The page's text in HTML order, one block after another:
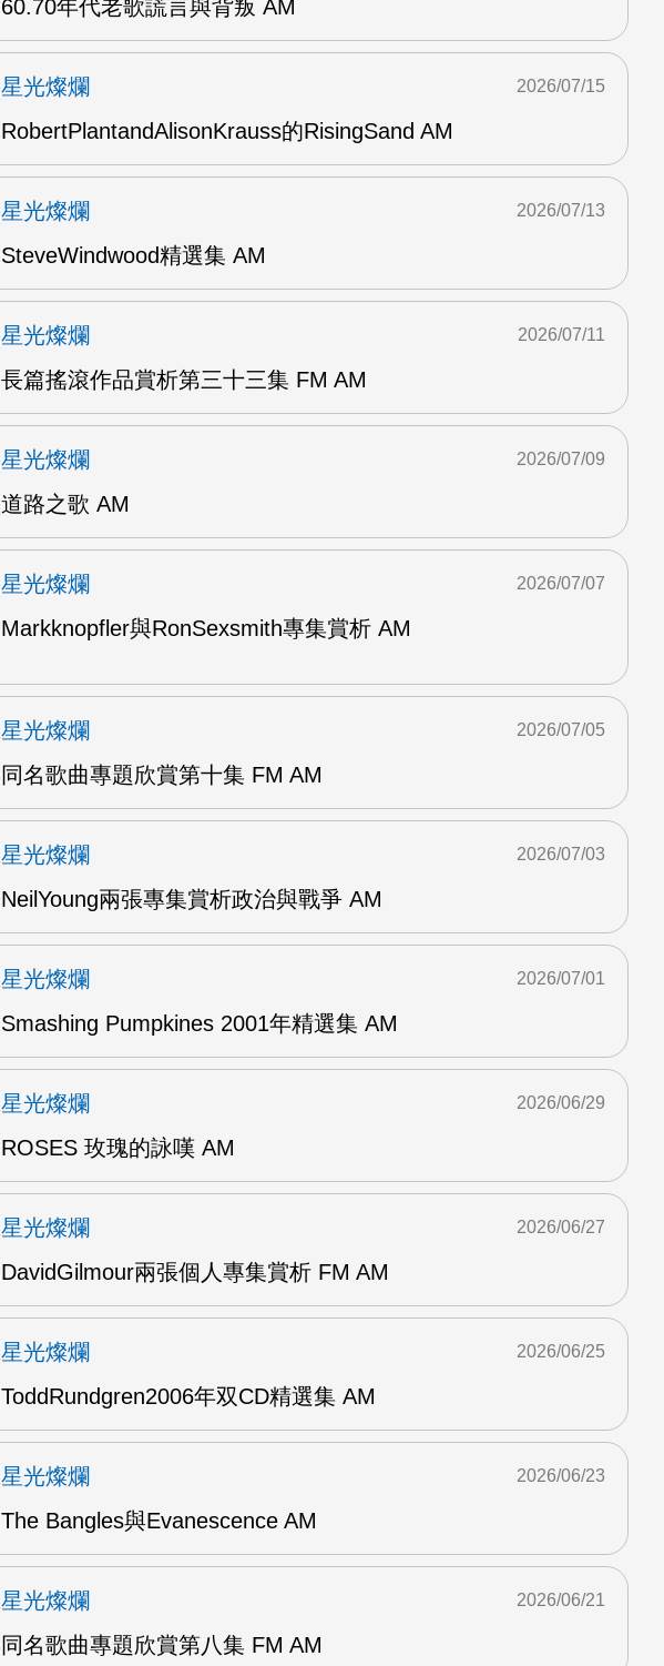
60.70年代老歌謊言與背叛 AM
星光燦爛
RobertPlantandAlisonKrauss的RisingSand AM
2026/07/15
星光燦爛
SteveWindwood精選集 AM
2026/07/13
星光燦爛
長篇搖滾作品賞析第三十三集 FM AM
2026/07/11
星光燦爛
道路之歌 AM
2026/07/09
星光燦爛
Markknopfler與RonSexsmith專集賞析 AM
2026/07/07
星光燦爛
同名歌曲專題欣賞第十集 FM AM
2026/07/05
星光燦爛
NeilYoung兩張專集賞析政治與戰爭 AM
2026/07/03
星光燦爛
Smashing Pumpkines 2001年精選集 AM
2026/07/01
星光燦爛
ROSES 玫瑰的詠嘆 AM
2026/06/29
星光燦爛
DavidGilmour兩張個人專集賞析 FM AM
2026/06/27
星光燦爛
ToddRundgren2006年双CD精選集 AM
2026/06/25
星光燦爛
The Bangles與Evanescence AM
2026/06/23
星光燦爛
同名歌曲專題欣賞第八集 FM AM
2026/06/21